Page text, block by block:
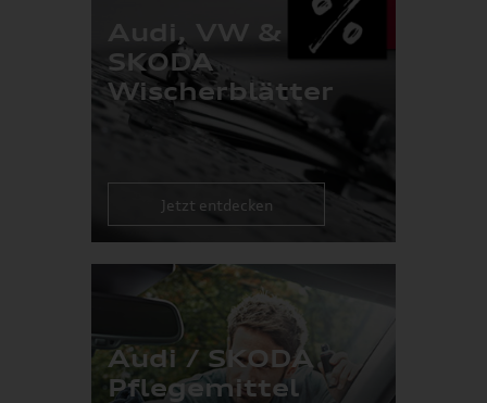
Audi, VW &
SKODA
Wischerblätter
Jetzt entdecken
Audi / SKODA
Pflegemittel